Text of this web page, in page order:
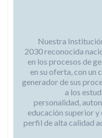
Nuestra
2030 reconocida
en los procesos de
en su oferta, con un
generador de sus
a los
personalidad,
educación superior y
perfil de alta calidad